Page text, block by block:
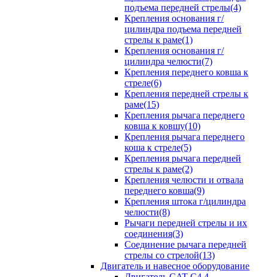
подъема передней стрелы(4)
Крепления основания г/
цилиндра подъема передней
стрелы к раме(1)
Крепления основания г/
цилиндра челюсти(7)
Крепления переднего ковша к
стреле(6)
Крепления передней стрелы к
раме(15)
Крепления рычага переднего
ковша к ковшу(10)
Крепления рычага переднего
коша к стреле(5)
Крепления рычага передней
стрелы к раме(2)
Крепления челюсти и отвала
переднего ковша(9)
Крепления штока г/цилиндра
челюсти(8)
Рычаги передней стрелы и их
соединения(3)
Соединение рычага передней
стрелы со стрелой(13)
Двигатель и навесное оборудование